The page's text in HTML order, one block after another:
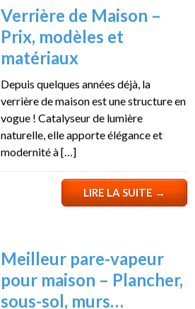
Verrière de Maison –
Prix, modèles et
matériaux
Depuis quelques années déjà, la
verrière de maison est une structure en
vogue ! Catalyseur de lumière
naturelle, elle apporte élégance et
modernité à […]
LIRE LA SUITE→
Meilleur pare-vapeur
pour maison – Plancher,
sous-sol, murs…